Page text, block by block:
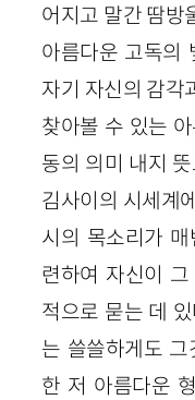
어지고 말간 땀방
아름다운 고독의
자기 자신의 감각
찾아볼 수 있는
동의 의미 내지
김사이의 시세계
시의 목소리가
련하여 자신이
적으로 묻는 데 있
는 쓸쓸하게도
한 저 아름다운